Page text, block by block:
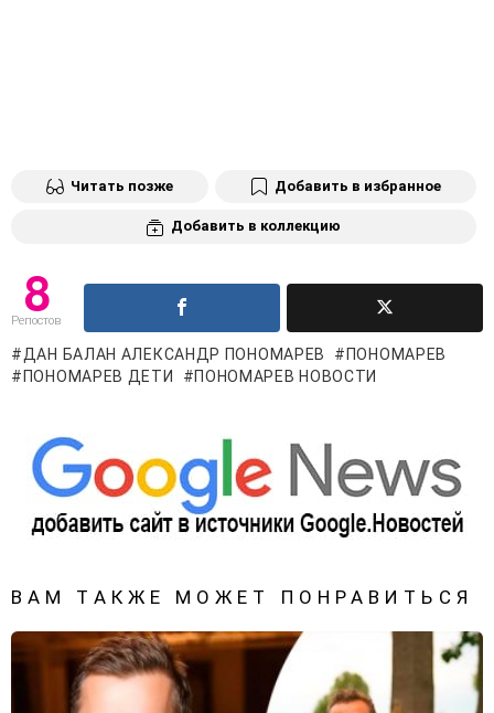
Читать позже Добавить в избранное
Добавить в коллекцию
8
Репостов
ДАН БАЛАН АЛЕКСАНДР ПОНОМАРЕВ
ПОНОМАРЕВ
ПОНОМАРЕВ ДЕТИ
ПОНОМАРЕВ НОВОСТИ
ВАМ ТАКЖЕ МОЖЕТ ПОНРАВИТЬСЯ